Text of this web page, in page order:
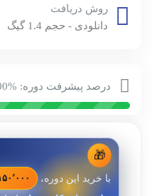
روش دریافت
دانلودی - حجم 1.4 گیگ
درصد پیشرفت دوره: %100
🎁
با خرید این دوره، ۱۵۰٬۰۰۰ تومان اعتبار